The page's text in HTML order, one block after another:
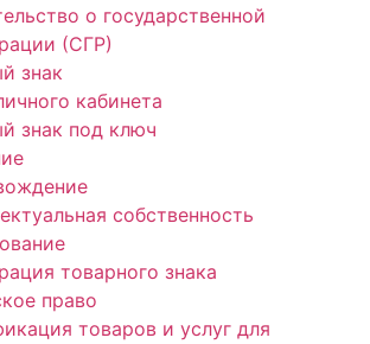
о государственной
(СГР)
знак
кабинета
знак под ключ
собственность
товарного знака
право
товаров и услуг для